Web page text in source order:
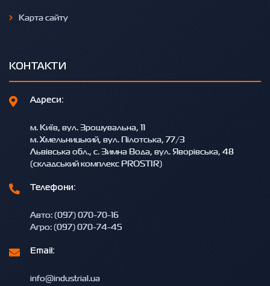
Карта сайту
КОНТАКТИ
Адреси:
м. Київ, вул. Зрошувальна, 11
м. Хмельницький, вул. Пілотська, 77/3
Львівська обл., с. Зимна Вода, вул. Яворівська, 48
(складський комплекс PROSTIR)
Телефони:
Авто: (097) 070-70-16
Агро: (097) 070-74-45
Email:
info@industrial.ua